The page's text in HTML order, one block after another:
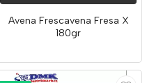
Avena Frescavena Fresa X
180gr